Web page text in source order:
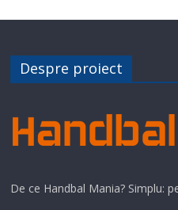
Despre proiect
De ce Handbal Mania? Simplu: